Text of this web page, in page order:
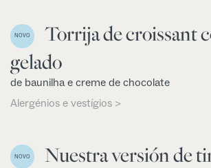
NOVO
Torrija de croissant
gelado
de baunilha e creme de chocolate
Alergénios e vestígios >
NOVO
Nuestra versión de